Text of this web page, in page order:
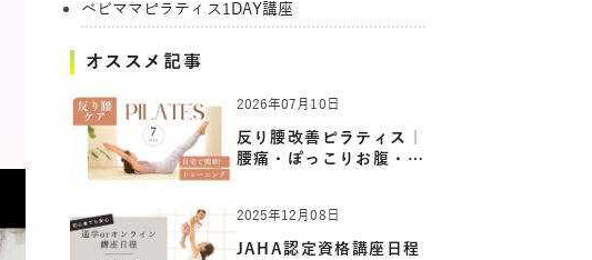
ベビママピラティス1DAY講座
オススメ記事
2026年07月10日
反り腰改善ピラティス｜
腰痛・ぽっこりお腹・姿
2025年12月08日
JAHA認定資格講座日程